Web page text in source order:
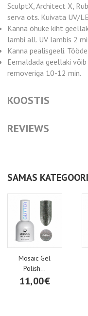
SculptX, Architect X,
serva ots. Kuivata UV/
Kanna õhuke kiht
lambi all. UV lambis 2
Kanna pealisgeeli.
Eemaldada geellaki
removeriga 10-12 min.
KOOSTIS
REVIEWS
SAMAS
Mosaic Gel
Polish...
11,00€